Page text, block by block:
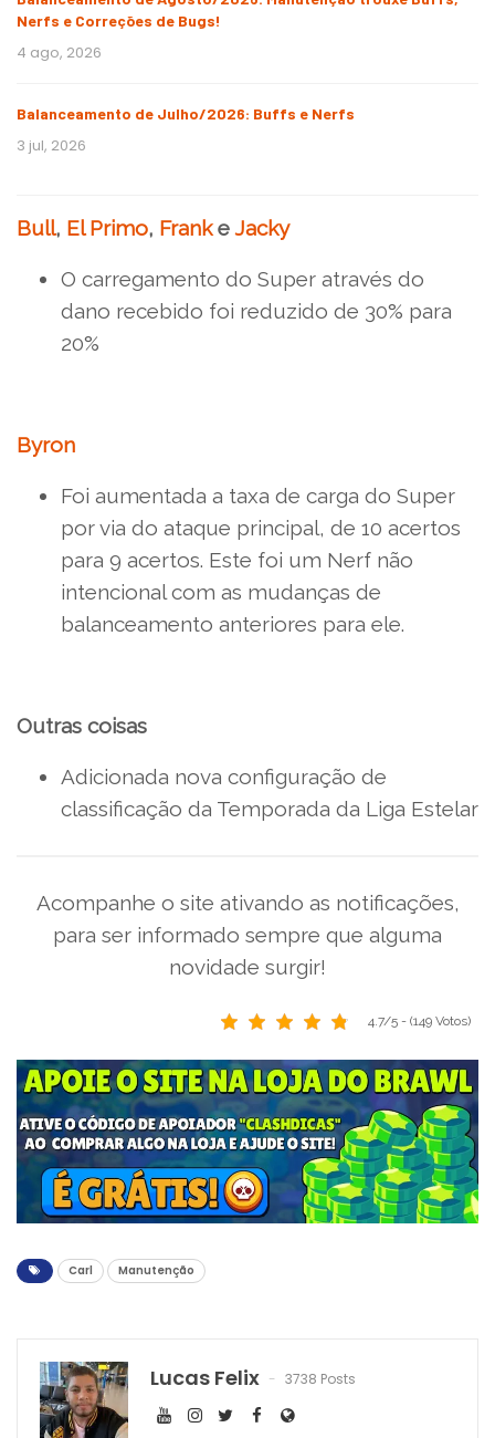
Nerfs e Correções de Bugs!
4 ago, 2026
Balanceamento de Julho/2026: Buffs e Nerfs
3 jul, 2026
Bull, El Primo, FrankeJacky
O carregamento do Super através do
dano recebido foi reduzido de 30% para
20%
Byron
Foi aumentada a taxa de carga do Super
por via do ataque principal, de 10 acertos
para 9 acertos. Este foi um Nerf não
intencional com as mudanças de
balanceamento anteriores para ele.
Outras coisas
Adicionada nova configuração de
classificação da Temporada da Liga Estelar
Acompanhe o site ativando as notificações,
para ser informado sempre que alguma
novidade surgir!
4.7/5 - (149 Votos)
Carl Manutenção
Lucas Felix 3738 Posts